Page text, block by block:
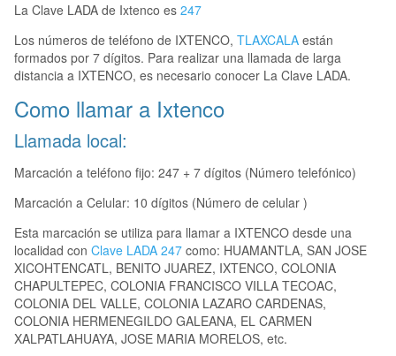
La Clave LADA de Ixtenco es 247
Los números de teléfono de IXTENCO, TLAXCALA están
formados por 7 dígitos. Para realizar una llamada de larga
distancia a IXTENCO, es necesario conocer La Clave LADA.
Como llamar a Ixtenco
Llamada local:
Marcación a teléfono fijo: 247 + 7 dígitos (Número telefónico)
Marcación a Celular: 10 dígitos (Número de celular )
Esta marcación se utiliza para llamar a IXTENCO desde una
localidad con Clave LADA 247 como: HUAMANTLA, SAN JOSE
XICOHTENCATL, BENITO JUAREZ, IXTENCO, COLONIA
CHAPULTEPEC, COLONIA FRANCISCO VILLA TECOAC,
COLONIA DEL VALLE, COLONIA LAZARO CARDENAS,
COLONIA HERMENEGILDO GALEANA, EL CARMEN
XALPATLAHUAYA, JOSE MARIA MORELOS, etc.